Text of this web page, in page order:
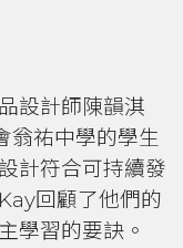
設計師陳韻淇
翁祐中學的學生
計符合可持續發
回顧了他們的
學習的要訣。